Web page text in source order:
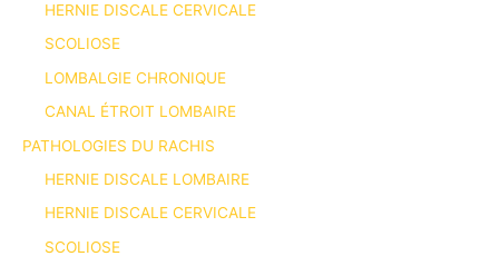
HERNIE DISCALE CERVICALE
SCOLIOSE
LOMBALGIE CHRONIQUE
CANAL ÉTROIT LOMBAIRE
PATHOLOGIES DU RACHIS
HERNIE DISCALE LOMBAIRE
HERNIE DISCALE CERVICALE
SCOLIOSE